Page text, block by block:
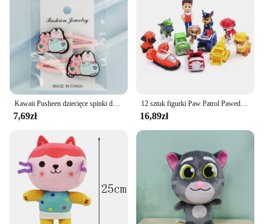
7,69zł
12 sztuk figurki Paw Patrol Pawed Canina Anime kreskówka PVC model lalka zabawki samochód piesek dzieci urodziny prezent na boże narodzenie
16,89zł